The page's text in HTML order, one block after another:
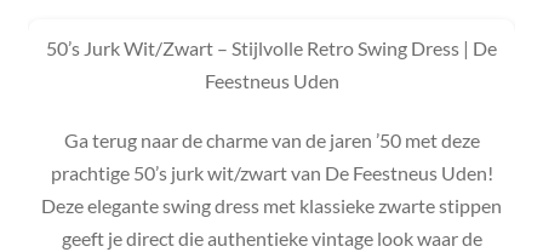
50’s Jurk Wit/Zwart – Stijlvolle Retro Swing Dress | De
Feestneus Uden
Ga terug naar de charme van de jaren ’50 met deze
prachtige 50’s jurk wit/zwart van De Feestneus Uden!
Deze elegante swing dress met klassieke zwarte stippen
geeft je direct die authentieke vintage look waar de